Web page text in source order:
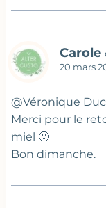
Carole
20 mars
@Véronique
Merci pour le
miel 🙂
Bon dimanche.